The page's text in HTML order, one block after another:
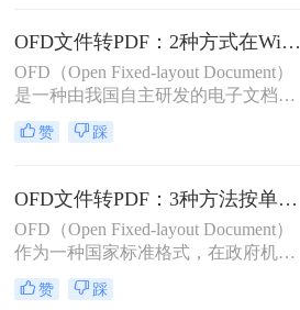
件转换成更通用的PDF格式的情况。
那么OFD如何转成PDF呢？本文将介
绍两种将OFD文件转换为PDF文件的
有效方法，帮助您轻松完成文件转
换。
OFD文件转PDF：2种方式在Windows和Mac上的操作差异！
OFD（Open Fixed-layout Document）
是一种由我国自主研发的电子文档格
式，主要用于电子发票、电子证照等
文件的存储和传输。然而，由于其兼
OFD文件转换成更为通用的PDF格
式。那么ofd文件怎样转换成pdf呢？
本文将介绍两种将OFD文件转换成
PDF的方法。
赞 踩
OFD文件转PDF：3种方法按单文件和批量场景选！
OFD（Open Fixed-layout Document）
作为一种国家标准格式，在政府机
构、企事业单位中广泛应用。然而，
由于其特殊性，有时我们需要将其转
赞 踩